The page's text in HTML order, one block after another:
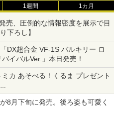
1週間 1カ月
売、圧倒的な情報密度を展示で目
下ろし】
DX超合金 VF-1S バルキリー ロ
イバルVer.」本日発売！
ミカ あそべる！くるま プレゼント
らではの体験とコラボの楽しさを
8月下旬に発売。後ろ姿も可愛く